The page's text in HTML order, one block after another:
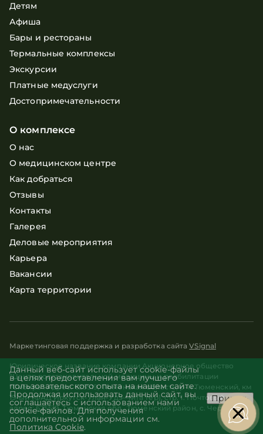
Детям
Афиша
Бары и рестораны
Термальные комплексы
Экскурсии
Платные медуслуги
Достопримечательности
О комплексе
О нас
О медицинском центре
Как добраться
Отзывы
Контакты
Галерея
Деловые мероприятия
Карьера
Вакансии
Карта территории
Маркетинговая поддержка и разработка сайтаVSignal
Юридическое название компании Акционерное общество
"Центр восстановительной медицины и реабилитации
"Сибирь". Адрес: 625519, Тюменская область, р-н Тюменский, км
19-ый (ФАД Иркутск-Улан-Удэ-Чита тер), стр. 1. Почтовый
адрес: 625519, Тюменская обл., Тюменский район, с. Червишево
Данный веб-сайт использует cookie-файлы
в целях предоставления вам лучшего
пользовательского опыта на нашем сайте.
Продолжая использовать данный сайт, вы
соглашаетесь с использованием нами
cookie-файлов. Для получения
дополнительной информации см.
Политика Cookie.
Принять